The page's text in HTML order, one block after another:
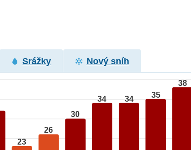
Srážky Nový sníh
23
26
30
34 34 35
38